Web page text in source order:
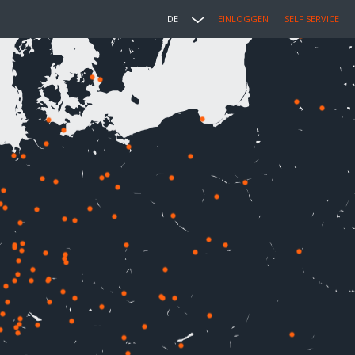
DE EINLOGGEN SELF SERVICE